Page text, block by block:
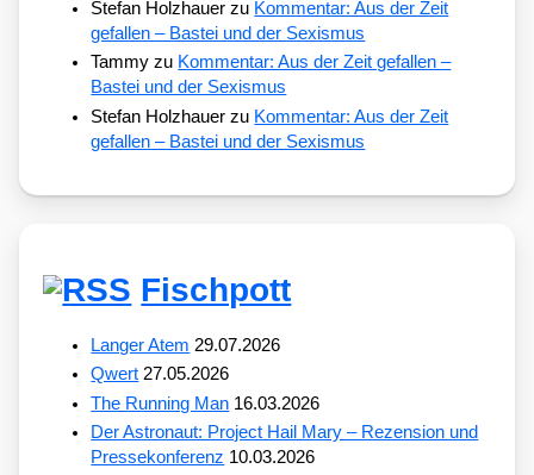
Stefan Holzhauer zu Kommentar: Aus der Zeit
gefallen – Bastei und der Sexismus
Tammy zu Kommentar: Aus der Zeit gefallen –
Bastei und der Sexismus
Stefan Holzhauer zu Kommentar: Aus der Zeit
gefallen – Bastei und der Sexismus
Fischpott
Langer Atem 29.07.2026
Qwert 27.05.2026
The Running Man 16.03.2026
Der Astronaut: Project Hail Mary – Rezension und
Pressekonferenz 10.03.2026